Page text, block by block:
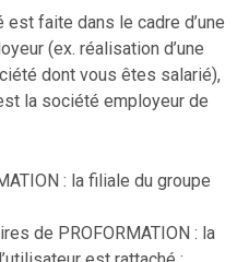
faite dans le cadre d’une
(ex. réalisation d’une
dont vous êtes salarié),
la société employeur de
: la filiale du groupe
de PROFORMATION : la